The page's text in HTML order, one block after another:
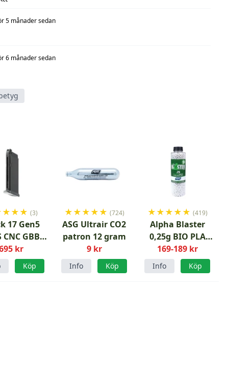
5 månader sedan
6 månader sedan
★★★ (3)
17 Gen5
CNC GBB
kr
Köp
★★★★★ (724)
ASG Ultrair CO2
patron 12 gram
9 kr
Info Köp
★★★★★ (419)
Alpha Blaster
0,25g BIO PLA
3300 st
airsoftkulor
169-189 kr
Info Köp